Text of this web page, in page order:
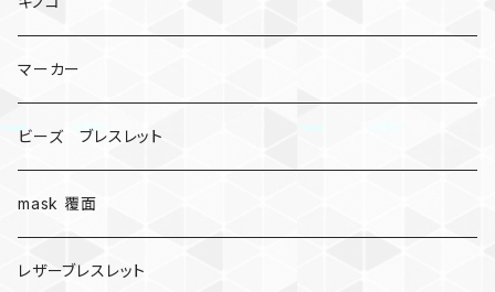
マーカー
ビーズ ブレスレット
mask 覆面
レザーブレスレット